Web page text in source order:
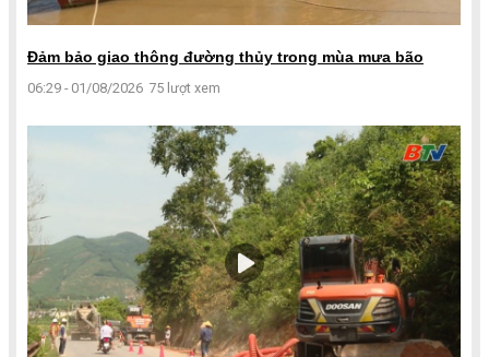
Đảm bảo giao thông đường thủy trong mùa mưa bão
06:29 - 01/08/2026 75 lượt xem